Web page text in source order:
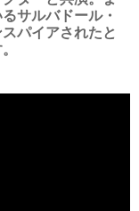
サルバドール・
パイアされたと